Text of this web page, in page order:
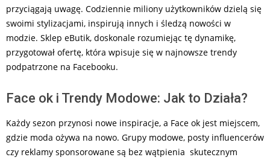
przyciągają uwagę. Codziennie miliony użytkowników dzielą się
swoimi stylizacjami, inspirują innych i śledzą nowości w
modzie. Sklep eButik, doskonale rozumiejąc tę dynamikę,
przygotował ofertę, która wpisuje się w najnowsze trendy
podpatrzone na Facebooku.
Face ok i Trendy Modowe: Jak to Działa?
Każdy sezon przynosi nowe inspiracje, a Face ok jest miejscem,
gdzie moda ożywa na nowo. Grupy modowe, posty influencerów
czy reklamy sponsorowane są bez wątpienia skutecznym